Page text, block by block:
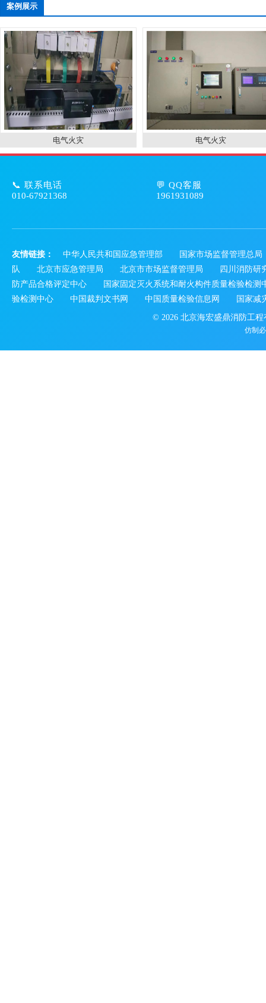
案例展示
电气火灾 电气火灾
📞 联系电话
010-67921368
💬 QQ客服
1961931089
友情链接： 中华人民共和国应急管理部
国家市场监督管理总局
队
北京市应急管理局 北京市市场监督管理局
四川消防研
防产品合格评定中心
国家固定灭火系统和耐火构件质量检验检测
验检测中心
中国裁判文书网 中国质量检验信息网 国家减
© 2026 北京海宏盛鼎消防工
仿制